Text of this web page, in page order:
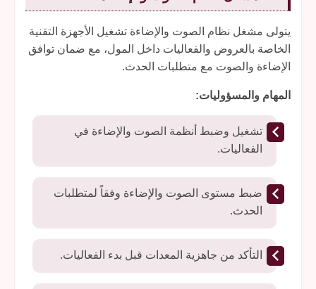
يتولى مشغل نظام الصوت والإضاءة تشغيل الأجهزة التقنية
الخاصة بالعروض والفعاليات داخل المول، مع ضمان توافق
الإضاءة والصوت مع متطلبات الحدث.
المهام والمسؤوليات:
تشغيل وضبط أنظمة الصوت والإضاءة في
الفعاليات.
ضبط مستوى الصوت والإضاءة وفقاً لمتطلبات
الحدث.
التأكد من جاهزية المعدات قبل بدء الفعاليات.